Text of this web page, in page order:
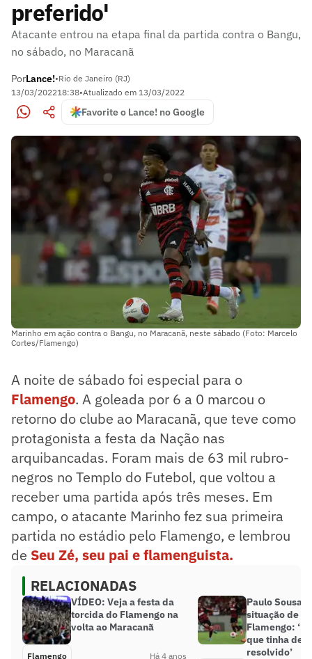
preferido'
Atacante entrou na etapa final da partida contra o Bangu,
no sábado, no Maracanã
PorLance!•Rio de Janeiro (RJ)
13/03/202218:38•Atualizado em 13/03/2022
Favorite o Lance! no Google
Marinho em ação contra o Bangu, no Maracanã, neste sábado (Foto: Marcelo
Cortes/Flamengo)
A noite de sábado foi especial para o
Flamengo. A goleada por 6 a 0 marcou o
retorno do clube ao Maracanã, que teve como
protagonista a festa da Nação nas
arquibancadas. Foram mais de 63 mil rubro-
negros no Templo do Futebol, que voltou a
receber uma partida após três meses. Em
campo, o atacante Marinho fez sua primeira
partida no estádio pelo Flamengo, e lembrou
de Seu Zé, seu pai e flamenguista.
RELACIONADAS
VÍDEO: Veja a festa da
torcida do Flamengo na
volta ao Maracanã
Flamengo Há 4 anos
Paulo Sousa
situação de
Flamengo:
que tinha de
resolvido’